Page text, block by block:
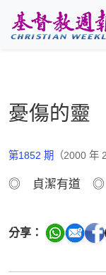
憂傷的靈
第1852 期 （2000 年
◎ 貞潔有道 ◎
分享：